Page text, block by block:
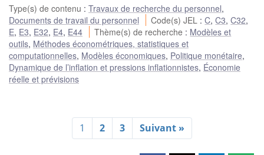
Type(s) de contenu : Travaux de recherche du personnel,
Documents de travail du personnel
Code(s) JEL :C,C3,C32,
E, E3, E32, E4, E44 Thème(s) de recherche : Modèles et
outils, Méthodes économétriques, statistiques et
computationnelles, Modèles économiques, Politique monétaire,
Dynamique de l’inflation et pressions inflationnistes, Économie
réelle et prévisions
1 2 3 Suivant »